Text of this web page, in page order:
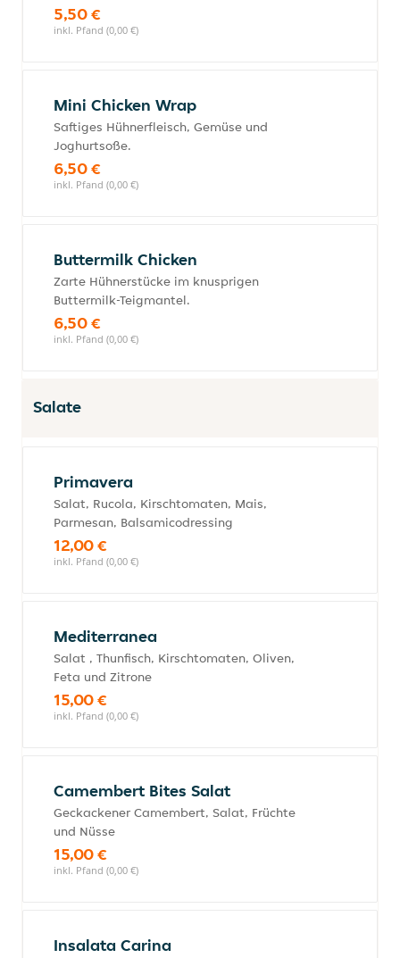
5,50 €
inkl. Pfand (0,00 €)
Mini Chicken Wrap
Saftiges Hühnerfleisch, Gemüse und
Joghurtsoße.
6,50 €
inkl. Pfand (0,00 €)
Buttermilk Chicken
Zarte Hühnerstücke im knusprigen
Buttermilk-Teigmantel.
6,50 €
inkl. Pfand (0,00 €)
Salate
Primavera
Salat, Rucola, Kirschtomaten, Mais,
Parmesan, Balsamicodressing
12,00 €
inkl. Pfand (0,00 €)
Mediterranea
Salat , Thunfisch, Kirschtomaten, Oliven,
Feta und Zitrone
15,00 €
inkl. Pfand (0,00 €)
Camembert Bites Salat
Geckackener Camembert, Salat, Früchte
und Nüsse
15,00 €
inkl. Pfand (0,00 €)
Insalata Carina